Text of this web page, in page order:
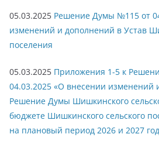
05.03.2025 Решение Думы №115 от
изменений и дополнений в Устав
поселения
05.03.2025 Приложения 1-5 к
04.03.2025 «О внесении изменений
Решение Думы Шишкинского
бюджете Шишкинского сельского
на плановый период 2026 и 2027